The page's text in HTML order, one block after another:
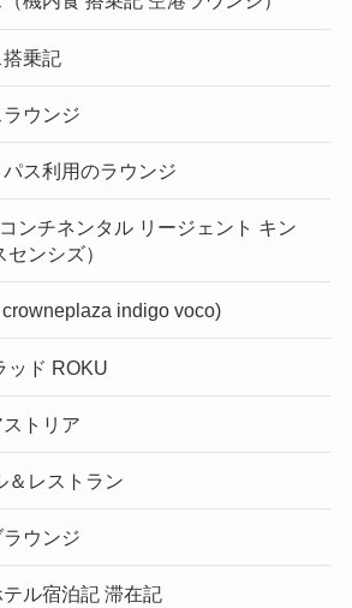
搭乗記
ウンジ
ス利用のラウンジ
ンチネンタル リージェント キン
ンシズ）
crowneplaza indigo voco)
ッド ROKU
トリア
＆レストラン
ウンジ
ル宿泊記 滞在記